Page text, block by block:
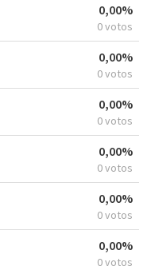
0,00%
0 votos
0,00%
0 votos
0,00%
0 votos
0,00%
0 votos
0,00%
0 votos
0,00%
0 votos